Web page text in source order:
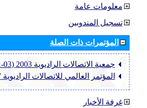
معلومات عامة
تسجيل المندوبين
المؤتمرات ذات الصلة
جمعية الاتصالات الراديوية 2003 (RA-03)
المؤتمر العالمي للاتصالات الراديوية 2007 (WRC-07)
غرفة الأخبار